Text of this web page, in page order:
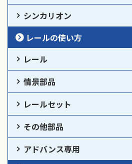
シンカリオン
レールの使い方
レール
情景部品
レールセット
その他部品
アドバンス専用